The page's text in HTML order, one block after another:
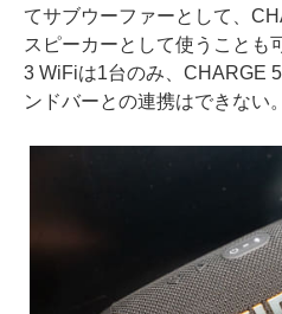
てサブウーファーとして、
スピーカーとして使うことも
3 WiFiは1台のみ、CHARGE
ンドバーとの連携はできない。